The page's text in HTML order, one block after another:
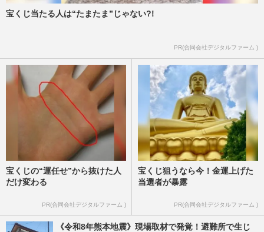
宝くじ当たる人は“たまたま”じゃない?!
PR(合同会社デジタルファーム )
宝くじの“運任せ”から抜けた人
だけ変わる
PR(合同会社デジタルファーム )
宝くじ狙うなら今！金運上げた
当選者が暴露
PR(合同会社デジタルファーム )
《令和8年熊本地震》現場取材で発覚！避難所で生じ